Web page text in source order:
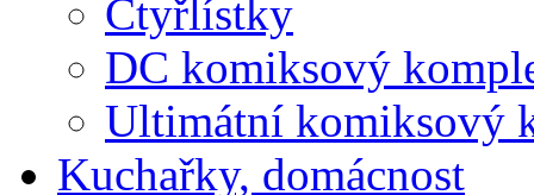
Čtyřlístky
DC komiksový
Ultimátní komiksový
Kuchařky, domácnost